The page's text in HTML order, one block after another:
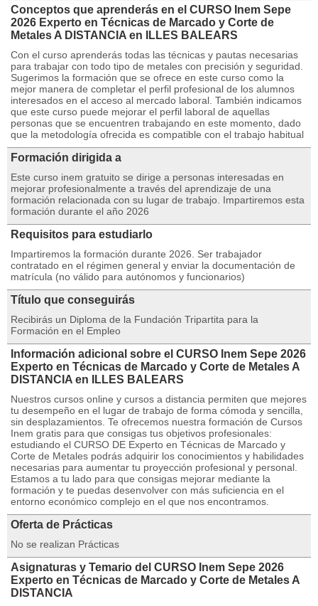
Conceptos que aprenderás en el CURSO Inem Sepe
2026 Experto en Técnicas de Marcado y Corte de
Metales A DISTANCIA en ILLES BALEARS
Con el curso aprenderás todas las técnicas y pautas necesarias
para trabajar con todo tipo de metales con precisión y seguridad.
Sugerimos la formación que se ofrece en este curso como la
mejor manera de completar el perfil profesional de los alumnos
interesados en el acceso al mercado laboral. También indicamos
que este curso puede mejorar el perfil laboral de aquellas
personas que se encuentren trabajando en este momento, dado
que la metodología ofrecida es compatible con el trabajo habitual
Formación dirigida a
Este curso inem gratuito se dirige a personas interesadas en
mejorar profesionalmente a través del aprendizaje de una
formación relacionada con su lugar de trabajo. Impartiremos esta
formación durante el año 2026
Requisitos para estudiarlo
Impartiremos la formación durante 2026. Ser trabajador
contratado en el régimen general y enviar la documentación de
matrícula (no válido para autónomos y funcionarios)
Título que conseguirás
Recibirás un Diploma de la Fundación Tripartita para la
Formación en el Empleo
Información adicional sobre el CURSO Inem Sepe 2026
Experto en Técnicas de Marcado y Corte de Metales A
DISTANCIA en ILLES BALEARS
Nuestros cursos online y cursos a distancia permiten que mejores
tu desempeño en el lugar de trabajo de forma cómoda y sencilla,
sin desplazamientos. Te ofrecemos nuestra formación de Cursos
Inem gratis para que consigas tus objetivos profesionales:
estudiando el CURSO DE Experto en Técnicas de Marcado y
Corte de Metales podrás adquirir los conocimientos y habilidades
necesarias para aumentar tu proyección profesional y personal.
Estamos a tu lado para que consigas mejorar mediante la
formación y te puedas desenvolver con más suficiencia en el
entorno económico complejo en el que nos encontramos.
Oferta de Prácticas
No se realizan Prácticas
Asignaturas y Temario del CURSO Inem Sepe 2026
Experto en Técnicas de Marcado y Corte de Metales A
DISTANCIA